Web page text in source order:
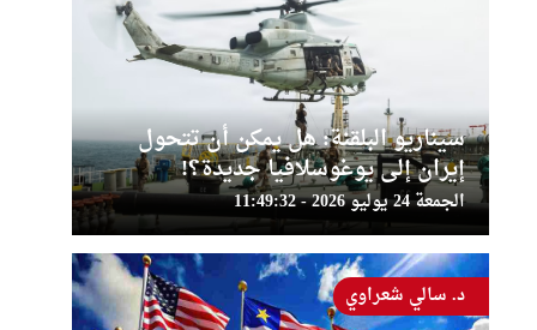
سيناريو البلقنة: هل يمكن أن تتحول
إيران إلى يوغوسلافيا جديدة؟!
الجمعة 24 يوليو 2026 - 11:49:32
د. سالي شعراوي